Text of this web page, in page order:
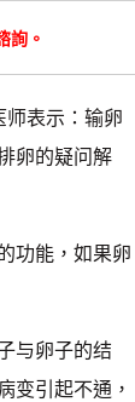
詢。
师表示：输卵
卵的疑问解
功能，如果卵
与卵子的结
变引起不通，